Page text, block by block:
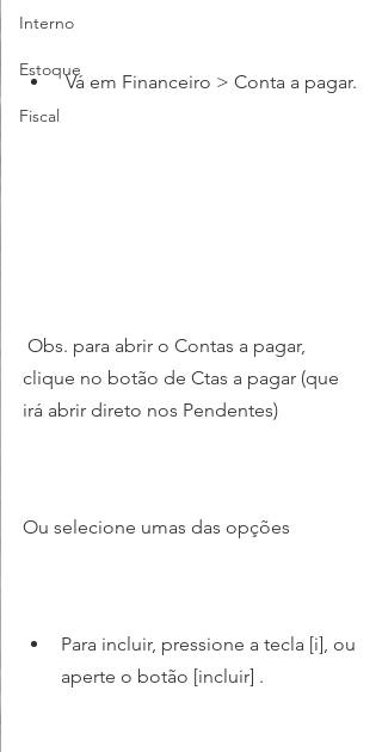
Interno
Estoque
Fiscal
Vá em Financeiro > Conta a pagar.
clique no botão de Ctas a pagar (que
irá abrir direto nos Pendentes)
Ou selecione umas das opções
Para incluir, pressione a tecla [i], ou
aperte o botão [incluir] .